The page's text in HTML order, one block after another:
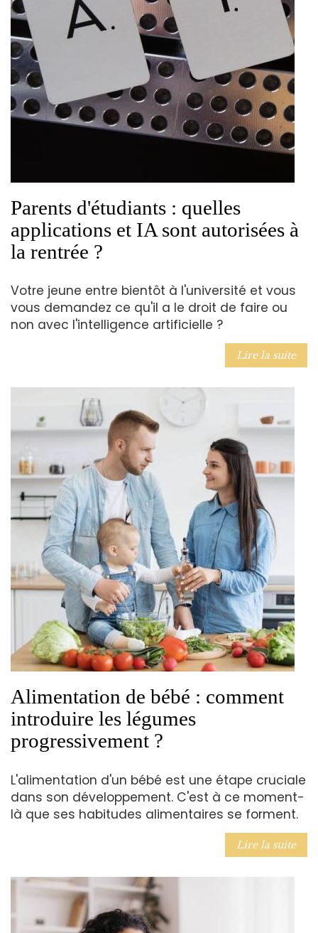
Parents d'étudiants : quelles
applications et IA sont autorisées à
la rentrée ?
Votre jeune entre bientôt à l'université et vous
vous demandez ce qu'il a le droit de faire ou
non avec l'intelligence artificielle ?
Lire la suite
Alimentation de bébé : comment
introduire les légumes
progressivement ?
L'alimentation d'un bébé est une étape cruciale
dans son développement. C'est à ce moment-
là que ses habitudes alimentaires se forment.
Lire la suite